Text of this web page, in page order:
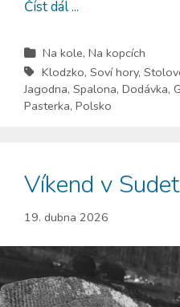
Číst dál ...
Na kole, Na kopcích
Klodzko, Soví hory,
Jagodna, Spalona, Dodávka,
Pasterka, Polsko
Víkend v
19. dubna 2026